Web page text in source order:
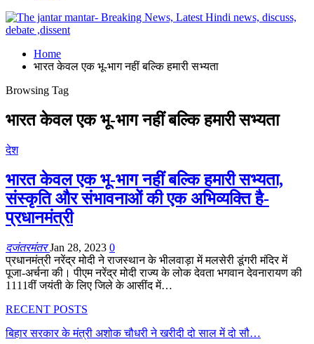
Home
भारत केवल एक भू-भाग नहीं बल्कि हमारी सभ्यता
Browsing Tag
भारत केवल एक भू-भाग नहीं बल्कि हमारी सभ्यता
देश
भारत केवल एक भू-भाग नहीं बल्कि हमारी सभ्यता,
संस्कृति और संभावनाओं की एक अभिव्यक्ति है-
प्रधानमंत्री
दजंतरमंतरJan 28, 2023 0
प्रधानमंत्री नरेंद्र मोदी ने राजस्थान के भीलवाड़ा में मलसेरी डूंगरी मंदिर में
पूजा-अर्चना की। पीएम नरेंद्र मोदी राज्य के लोक देवता भगवान देवनारायण की
1111वीं जयंती के लिए जिले के आसींद में…
RECENT POSTS
बिहार सरकार के मंत्री अशोक चौधरी ने खरीदी दो साल में दो सौ…